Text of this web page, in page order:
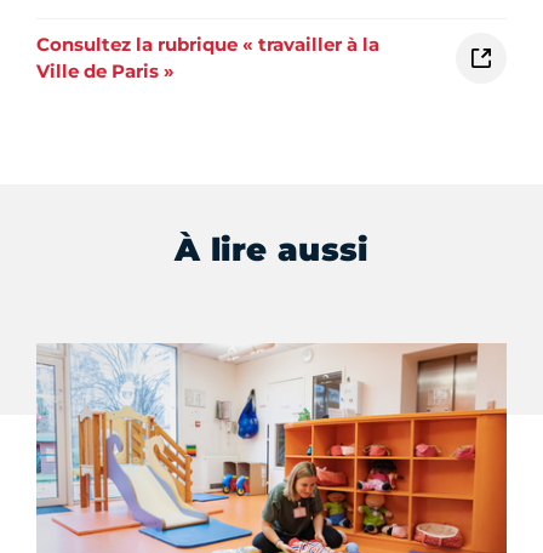
Consultez la rubrique « travailler à la
Ville de Paris »
À lire aussi